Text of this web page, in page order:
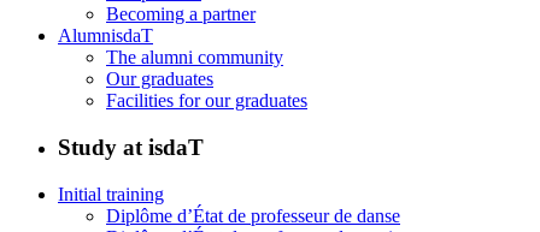
Becoming a partner
AlumnisdaT
The alumni community
Our graduates
Facilities for our graduates
Study at isdaT
Initial training
Diplôme d’État de professeur de danse